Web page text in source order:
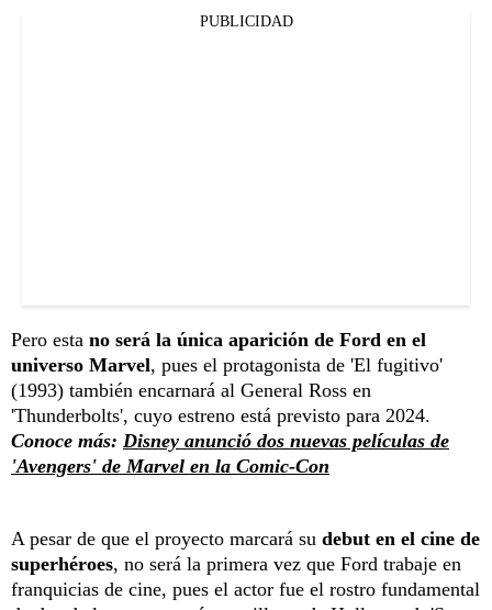
PUBLICIDAD
Pero esta no será la única aparición de Ford en el
universo Marvel, pues el protagonista de 'El fugitivo'
(1993) también encarnará al General Ross en
'Thunderbolts', cuyo estreno está previsto para 2024.
Conoce más: Disney anunció dos nuevas películas de
'Avengers' de Marvel en la Comic-Con
A pesar de que el proyecto marcará su debut en el cine de
superhéroes, no será la primera vez que Ford trabaje en
franquicias de cine, pues el actor fue el rostro fundamental